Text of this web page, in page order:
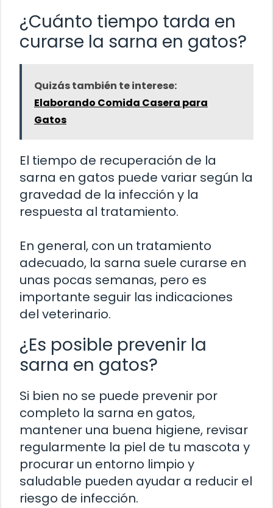
¿Cuánto tiempo tarda en
curarse la sarna en gatos?
Quizás también te interese:
Elaborando Comida Casera para
Gatos
El tiempo de recuperación de la
sarna en gatos puede variar según la
gravedad de la infección y la
respuesta al tratamiento.
En general, con un tratamiento
adecuado, la sarna suele curarse en
unas pocas semanas, pero es
importante seguir las indicaciones
del veterinario.
¿Es posible prevenir la
sarna en gatos?
Si bien no se puede prevenir por
completo la sarna en gatos,
mantener una buena higiene, revisar
regularmente la piel de tu mascota y
procurar un entorno limpio y
saludable pueden ayudar a reducir el
riesgo de infección.